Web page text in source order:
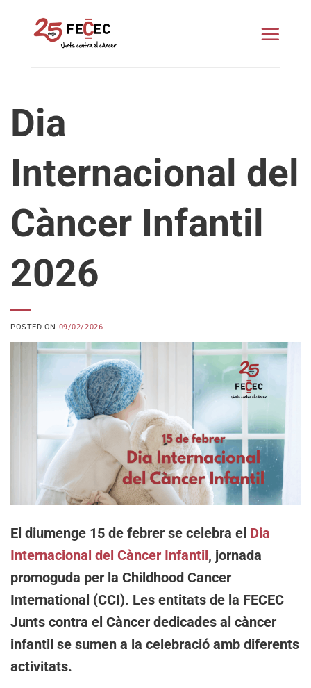
Dia
Internacional del
Càncer Infantil
2026
POSTED ON 09/02/2026
El diumenge 15 de febrer se celebra el Dia
Internacional del Càncer Infantil, jornada
promoguda per la Childhood Cancer
International (CCI). Les entitats de la FECEC
Junts contra el Càncer dedicades al càncer
infantil se sumen a la celebració amb diferents
activitats.